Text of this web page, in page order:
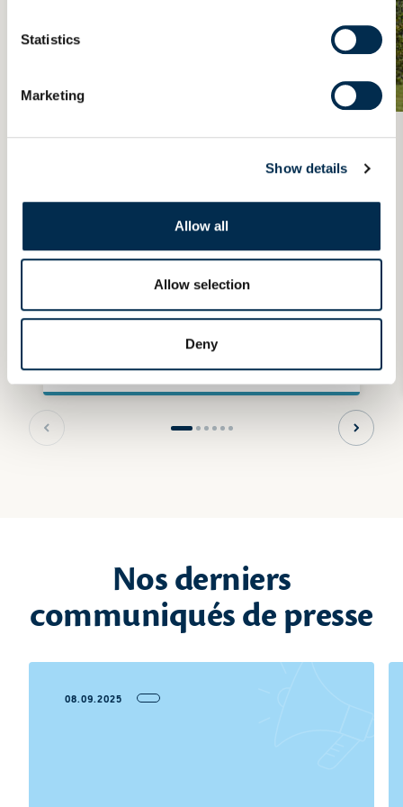
Statistics
Marketing
Show details
Allow all
Allow selection
Deny
opportunités de carrière
Collaborateurs, élus locaux, candidats…
montrent combien cet événement rapproche les
talents et les opportunités.
Entre ouverture à
industriel et accompagnement dans
se former, de se réinventer et de trouver sa
place chez Laïta.
Slide précédente Slide
Nos derniers
communiqués de presse
08.09.2025